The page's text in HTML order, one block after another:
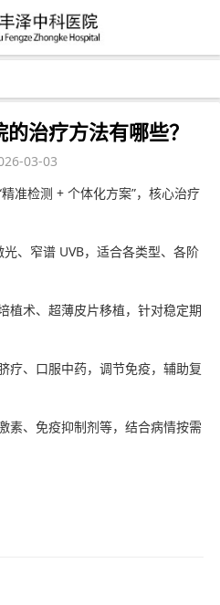
治疗方法有哪些？
03-03
准检测 + 个体化方案”，核心治疗
、窄谱 UVB，适合各类型、各阶
植术、超薄皮片移植，针对稳定期
疗、口服中药，调节免疫，辅助复
素、免疫抑制剂等，结合病情按需